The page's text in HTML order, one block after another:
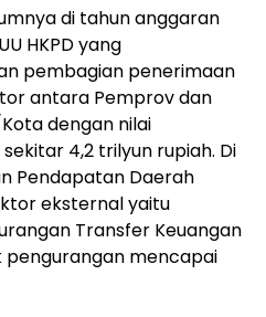
di tahun anggaran
HKPD yang
pembagian penerimaan
antara Pemprov dan
dengan nilai
4,2 trilyun rupiah. Di
Pendapatan Daerah
eksternal yaitu
Transfer Keuangan
mencapai